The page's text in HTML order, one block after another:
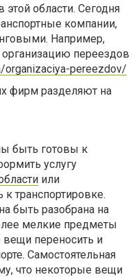
области. Сегодня
компании,
Например,
организацию переездов
organizaciya-pereezdov/
фирм разделяют на
быть готовы к
услугу
или
к транспортировке.
быть разобрана на
мелкие предметы
переносить и
Самостоятельная
что некоторые вещи